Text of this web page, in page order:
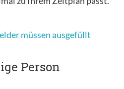
müssen ausgefüllt
Person